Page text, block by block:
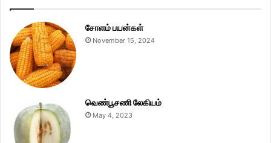
சோளம் பயன்கள்
November 15, 2024
வெண்பூசணி லேகியம்
May 4, 2023